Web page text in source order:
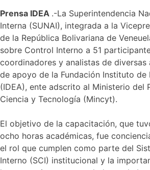
Prensa IDEA .-La Superintendencia
Interna (SUNAI), integrada a la
de la República Bolivariana de
sobre Control Interno a 51
coordinadores y analistas de diversas
de apoyo de la Fundación Instituto de
(IDEA), ente adscrito al Ministerio del
Ciencia y Tecnología (Mincyt).
El objetivo de la capacitación, que
ocho horas académicas, fue
el rol que cumplen como parte del
Interno (SCI) institucional y la